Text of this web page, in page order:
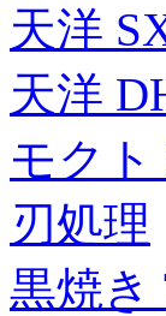
天洋
天洋
モクト
刃処理
黒焼き